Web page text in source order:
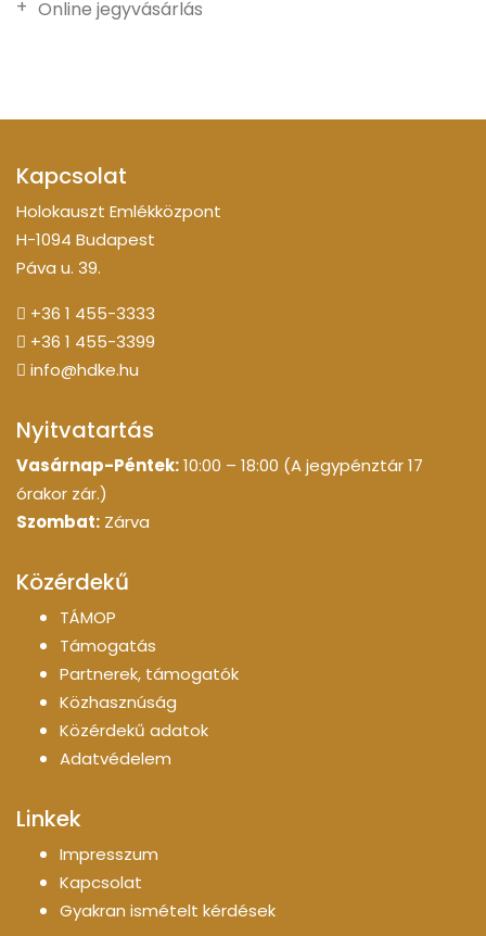
Online jegyvásárlás
Kapcsolat
Holokauszt Emlékközpont
H-1094 Budapest
Páva u. 39.
+36 1 455-3333
+36 1 455-3399
info@hdke.hu
Nyitvatartás
Vasárnap-Péntek:10:00 – 18:00 (A jegypénztár 17
órakor zár.)
Szombat: Zárva
Közérdekű
TÁMOP
Támogatás
Partnerek, támogatók
Közhasznúság
Közérdekű adatok
Adatvédelem
Linkek
Impresszum
Kapcsolat
Gyakran ismételt kérdések